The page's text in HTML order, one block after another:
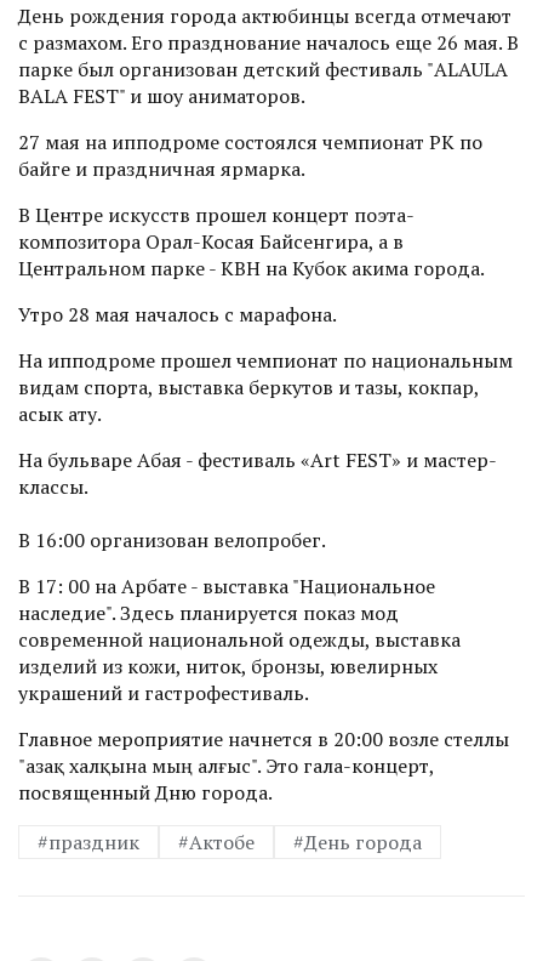
День рождения города актюбинцы всегда отмечают
с размахом. Его празднование началось еще 26 мая. В
парке был организован детский фестиваль "ALAULA
BALA FEST" и шоу аниматоров.
27 мая на ипподроме состоялся чемпионат РК по
байге и праздничная ярмарка.
В Центре искусств прошел концерт поэта-
композитора Орал-Косая Байсенгира, а в
Центральном парке - КВН на Кубок акима города.
Утро 28 мая началось с марафона.
На ипподроме прошел чемпионат по национальным
видам спорта, выставка беркутов и тазы, кокпар,
асык ату.
На бульваре Абая - фестиваль «Аrt FEST» и мастер-
классы.
В 16:00 организован велопробег.
В 17: 00 на Арбате - выставка "Национальное
наследие". Здесь планируется показ мод
современной национальной одежды, выставка
изделий из кожи, ниток, бронзы, ювелирных
украшений и гастрофестиваль.
Главное мероприятие начнется в 20:00 возле стеллы
"Қазақ халқына мың алғыс". Это гала-концерт,
посвященный Дню города.
#праздник
#Актобе #День города